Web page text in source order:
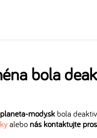
bola
planeta-mody.sk bola
alebo nás kontaktujte